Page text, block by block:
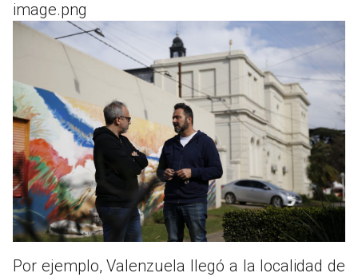
image.png
Por ejemplo, Valenzuela llegó a la localidad de